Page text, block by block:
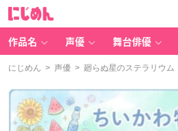
作品名 声優 舞台俳優
にじめん > 声優 > 廻らぬ星のステラリウム